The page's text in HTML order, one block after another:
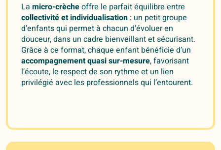
La micro-crècheoffre le parfait équilibre entre
collectivité et individualisation : un petit groupe
d’enfants qui permet à chacun d’évoluer en
douceur, dans un cadre bienveillant et sécurisant.
Grâce à ce format, chaque enfant bénéficie d’un
accompagnement quasi sur-mesure, favorisant
l’écoute, le respect de son rythme et un lien
privilégié avec les professionnels qui l’entourent.